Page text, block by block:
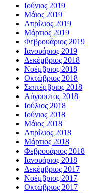
Ιούνιος 2019
Μάιος 2019
Απρίλιος 2019
Μάρτιος 2019
Φεβρουάριος 2019
Ιανουάριος 2019
Δεκέμβριος 2018
Νοέμβριος 2018
Οκτώβριος 2018
Σεπτέμβριος 2018
Αύγουστος 2018
Ιούλιος 2018
Ιούνιος 2018
Μάιος 2018
Απρίλιος 2018
Μάρτιος 2018
Φεβρουάριος 2018
Ιανουάριος 2018
Δεκέμβριος 2017
Νοέμβριος 2017
Οκτώβριος 2017